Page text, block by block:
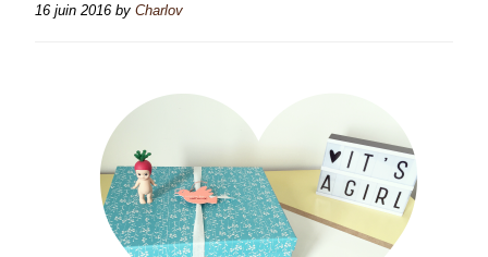
16 juin 2016 by Charlov